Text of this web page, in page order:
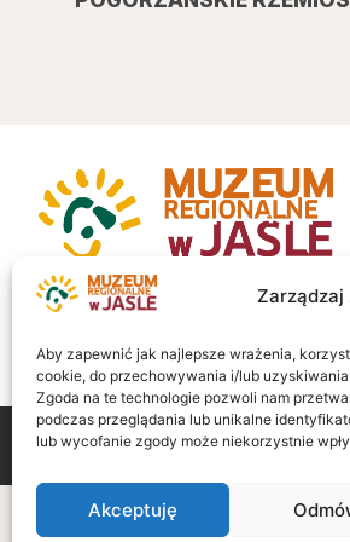
Zarządzaj
Aby zapewnić jak najlepsze wrażenia,
cookie, do przechowywania i/lub
Zgoda na te technologie pozwoli nam
podczas przeglądania lub unikalne
lub wycofanie zgody może niekorzystnie
Akceptuję
Muzeum regionalne w Jaśle im. dr.
Stanisława Kadyiego
Wszelkie prawa zastrzeżone